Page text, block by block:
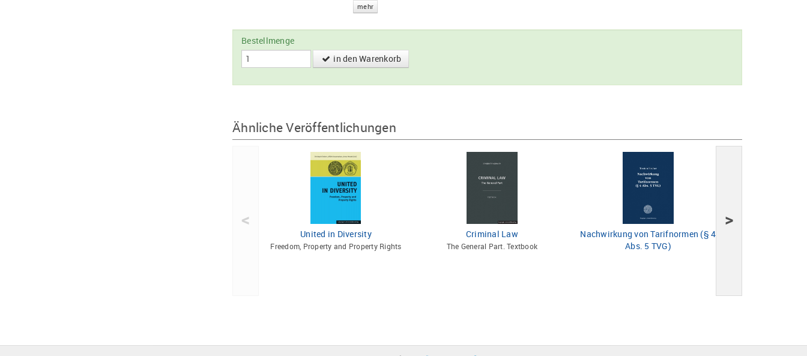
mehr
Bestellmenge
in den Warenkorb
Ähnliche Veröffentlichungen
United in Diversity
Freedom, Property and Property Rights
Criminal Law
The General Part. Textbook
Nachwirkung von Tarifnormen (§ 4
Abs. 5 TVG)
< >